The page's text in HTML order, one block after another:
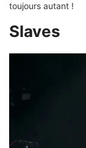
toujours autant !
Slaves